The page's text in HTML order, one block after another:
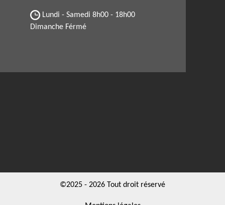
Lundi - Samedi 8h00 - 18h00
Dimanche Férmé
©2025 - 2026 Tout droit réservé